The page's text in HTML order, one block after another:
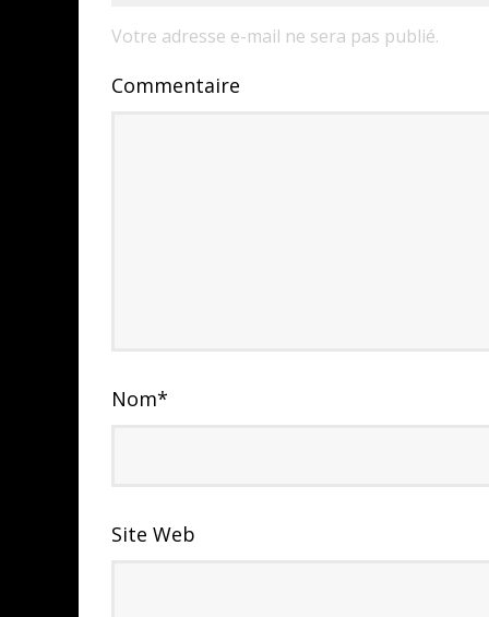
Votre adresse e-mail ne sera pas publié.
Commentaire
Nom*
Site Web